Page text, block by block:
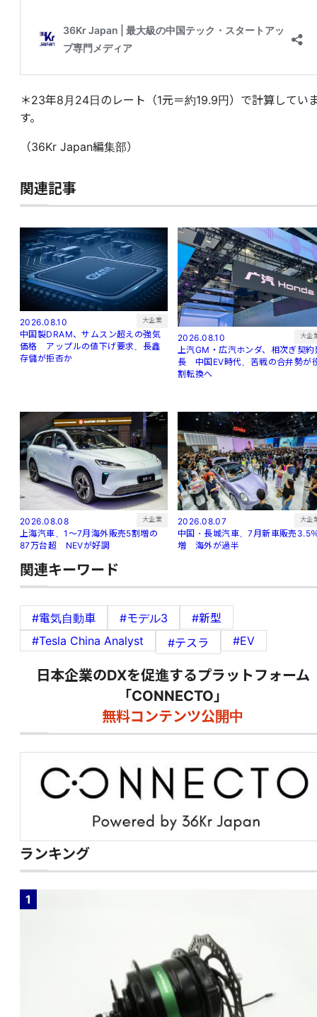
＊23年8月24日のレート（1元＝約19.9円）で計算してい
す。
（36Kr Japan編集部）
関連記事
2026.08.10 大企業
中国製DRAM、サムスン超えの強気
価格 アップルの値下げ要求、長鑫
存儲が拒否か
2026.08.10 大企
上汽GM・広汽ホンダ、相次ぎ契約
長 中国EV時代、苦戦の合弁勢が
割転換へ
2026.08.08 大企業
上海汽車、1～7月海外販売5割増の
87万台超 NEVが好調
2026.08.07 大企
中国・長城汽車、7月新車販売3.5
増 海外が過半
関連キーワード
#電気自動車 #モデル3
#新型
#Tesla China Analyst
#テスラ #EV
日本企業のDXを促進するプラットフォーム
「CONNECTO」
無料コンテンツ公開中
ランキング
1